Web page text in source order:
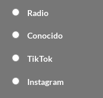
Radio
Conocido
TikTok
Instagram